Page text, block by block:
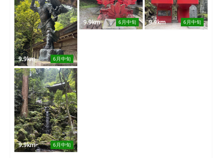
6月中旬
9.9km
6月中旬
9.9km 6月中旬
9.9km
6月中旬
9.9km